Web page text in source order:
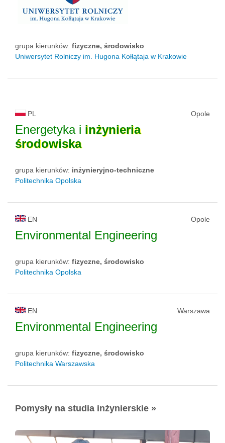
grupa kierunków: fizyczne, środowisko
Uniwersytet Rolniczy im. Hugona Kołłątaja w Krakowie
PL Opole
Energetyka i inżynieria
środowiska
grupa kierunków: inżynieryjno-techniczne
Politechnika Opolska
EN Opole
Environmental Engineering
grupa kierunków: fizyczne, środowisko
Politechnika Opolska
EN Warszawa
Environmental Engineering
grupa kierunków: fizyczne, środowisko
Politechnika Warszawska
Pomysły na studia inżynierskie »